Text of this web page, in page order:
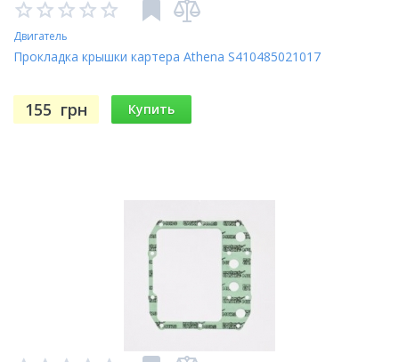
Двигатель
Прокладка крышки картера Athena S410485021017
155 грн Купить